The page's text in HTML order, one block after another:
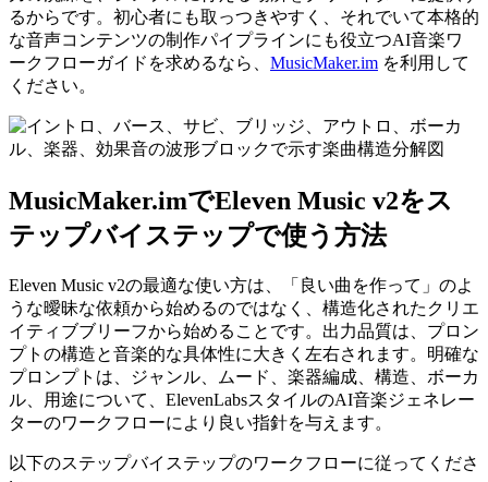
るからです。初心者にも取っつきやすく、それでいて本格的
な音声コンテンツの制作パイプラインにも役立つAI音楽ワ
ークフローガイドを求めるなら、 MusicMaker.im を利用して
ください。
MusicMaker.imでEleven Music v2をス
テップバイステップで使う方法
Eleven Music v2の最適な使い方は、「良い曲を作って」のよ
うな曖昧な依頼から始めるのではなく、構造化されたクリエ
イティブブリーフから始めることです。出力品質は、プロン
プトの構造と音楽的な具体性に大きく左右されます。明確な
プロンプトは、ジャンル、ムード、楽器編成、構造、ボーカ
ル、用途について、ElevenLabsスタイルのAI音楽ジェネレー
ターのワークフローにより良い指針を与えます。
以下のステップバイステップのワークフローに従ってくださ